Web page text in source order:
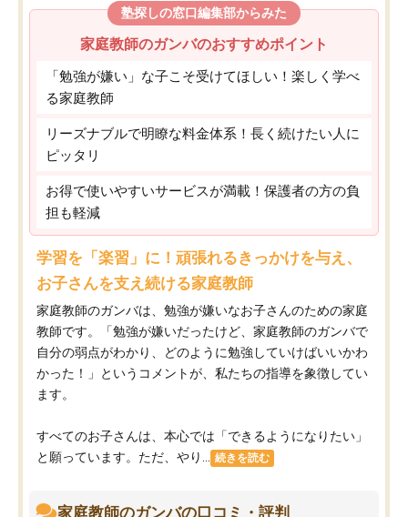
塾探しの窓口編集部からみた
家庭教師のガンバのおすすめポイント
「勉強が嫌い」な子こそ受けてほしい！楽しく学べ
る家庭教師
リーズナブルで明瞭な料金体系！長く続けたい人に
ピッタリ
お得で使いやすいサービスが満載！保護者の方の負
担も軽減
学習を「楽習」に！頑張れるきっかけを与え、
お子さんを支え続ける家庭教師
家庭教師のガンバは、勉強が嫌いなお子さんのための家庭
教師です。「勉強が嫌いだったけど、家庭教師のガンバで
自分の弱点がわかり、どのように勉強していけばいいかわ
かった！」というコメントが、私たちの指導を象徴してい
ます。
すべてのお子さんは、本心では「できるようになりたい」
と願っています。ただ、やり...
続きを読む
家庭教師のガンバの口コミ・評判